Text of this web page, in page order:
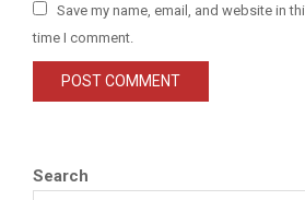
Save my name, email, and website in
time I comment.
Search